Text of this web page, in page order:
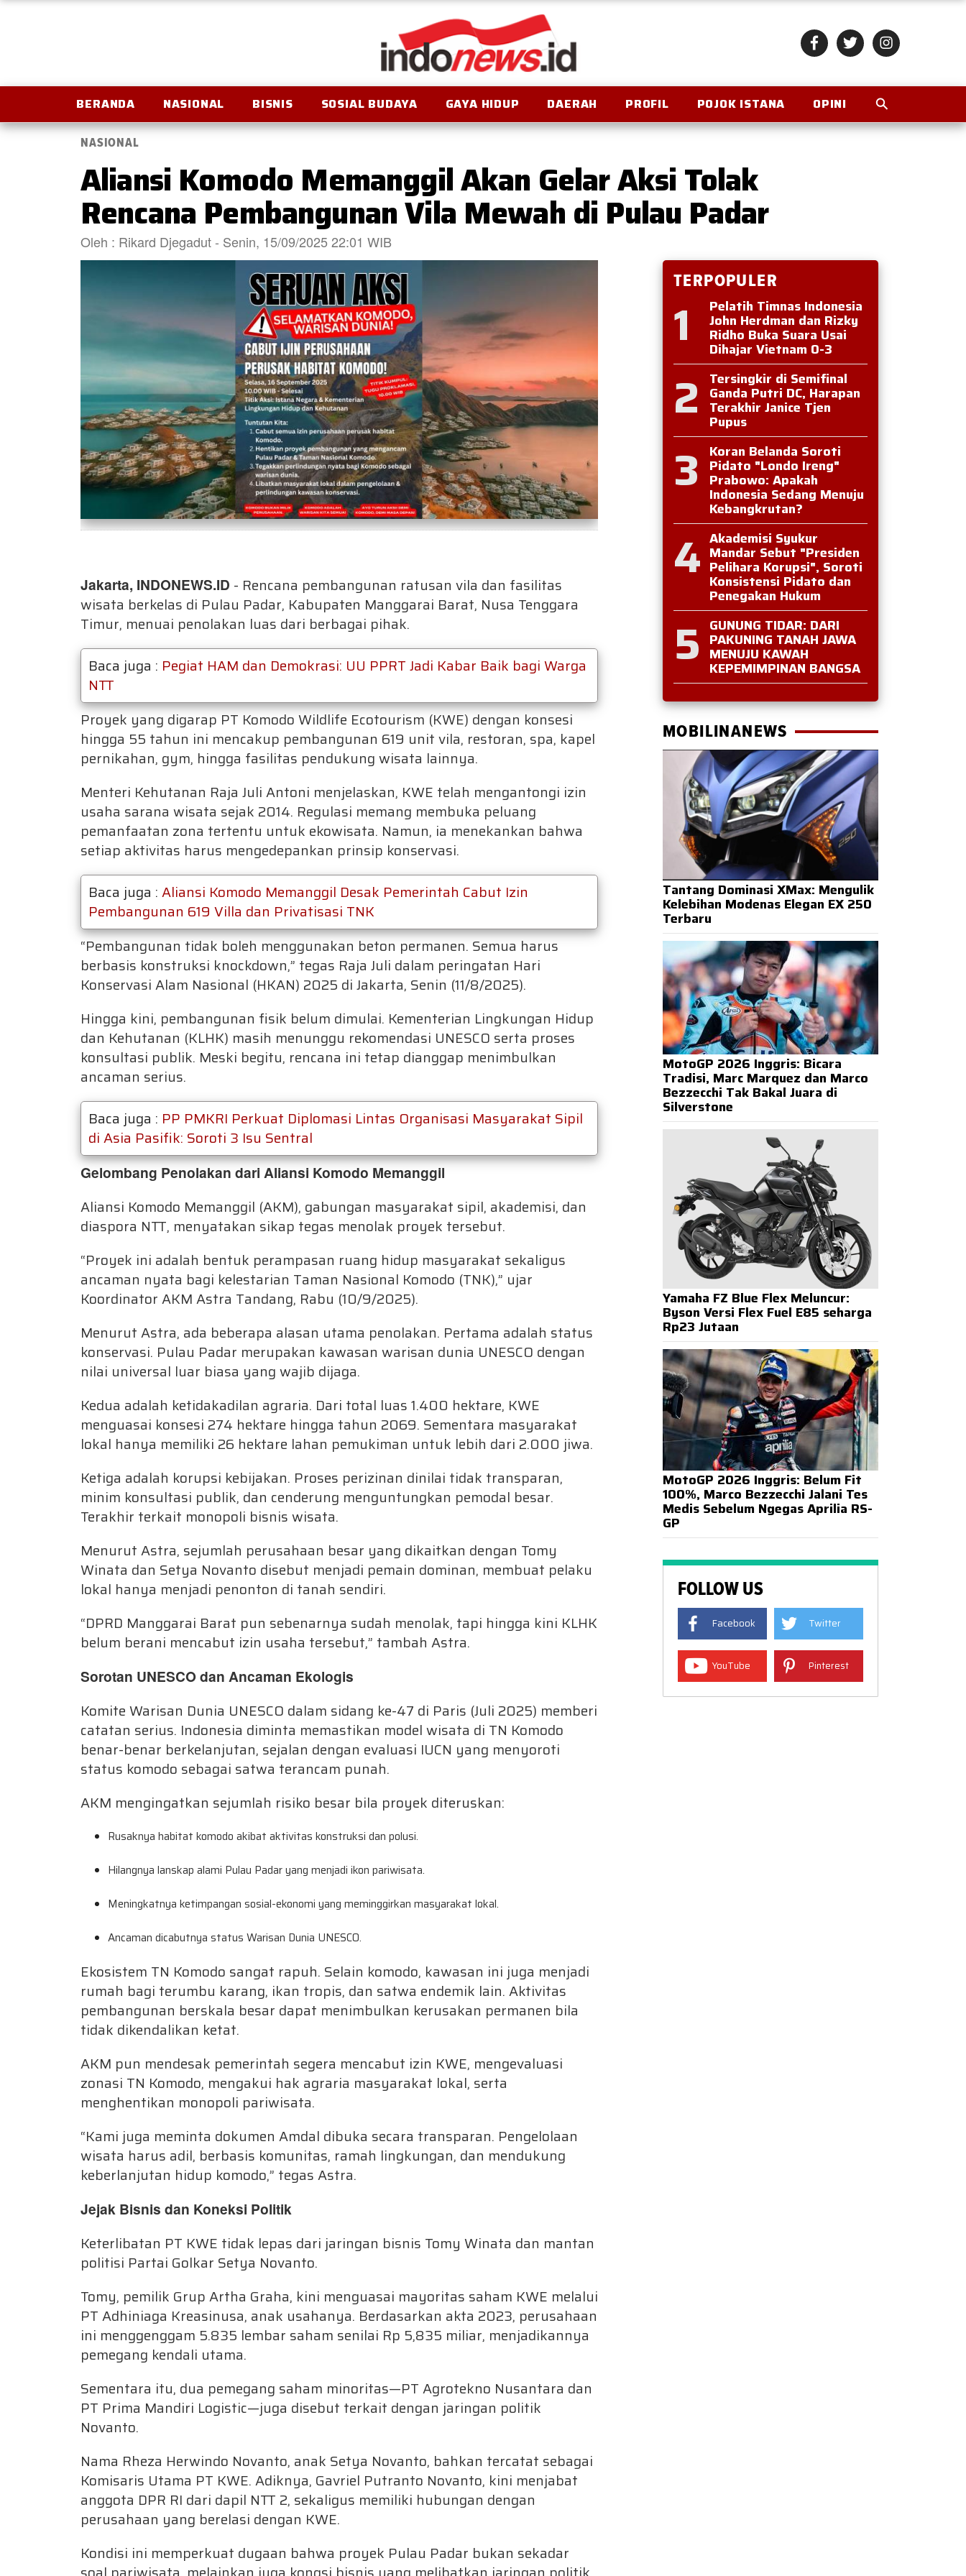
BERANDA NASIONAL BISNIS SOSIAL BUDAYA GAYA HIDUP DAERAH PROFIL POJOK ISTANA OPINI
NASIONAL
Aliansi Komodo Memanggil Akan Gelar Aksi Tolak
Rencana Pembangunan Vila Mewah di Pulau Padar
Oleh : Rikard Djegadut - Senin, 15/09/2025 22:01 WIB
Jakarta, INDONEWS.ID - Rencana pembangunan ratusan vila dan fasilitas
wisata berkelas di Pulau Padar, Kabupaten Manggarai Barat, Nusa Tenggara
Timur, menuai penolakan luas dari berbagai pihak.
Baca juga : Pegiat HAM dan Demokrasi: UU PPRT Jadi Kabar Baik bagi Warga
NTT
Proyek yang digarap PT Komodo Wildlife Ecotourism (KWE) dengan konsesi
hingga 55 tahun ini mencakup pembangunan 619 unit vila, restoran, spa, kapel
pernikahan, gym, hingga fasilitas pendukung wisata lainnya.
Menteri Kehutanan Raja Juli Antoni menjelaskan, KWE telah mengantongi izin
usaha sarana wisata sejak 2014. Regulasi memang membuka peluang
pemanfaatan zona tertentu untuk ekowisata. Namun, ia menekankan bahwa
setiap aktivitas harus mengedepankan prinsip konservasi.
Baca juga : Aliansi Komodo Memanggil Desak Pemerintah Cabut Izin
Pembangunan 619 Villa dan Privatisasi TNK
“Pembangunan tidak boleh menggunakan beton permanen. Semua harus
berbasis konstruksi knockdown,” tegas Raja Juli dalam peringatan Hari
Konservasi Alam Nasional (HKAN) 2025 di Jakarta, Senin (11/8/2025).
Hingga kini, pembangunan fisik belum dimulai. Kementerian Lingkungan Hidup
dan Kehutanan (KLHK) masih menunggu rekomendasi UNESCO serta proses
konsultasi publik. Meski begitu, rencana ini tetap dianggap menimbulkan
ancaman serius.
Baca juga : PP PMKRI Perkuat Diplomasi Lintas Organisasi Masyarakat Sipil
di Asia Pasifik: Soroti 3 Isu Sentral
Gelombang Penolakan dari Aliansi Komodo Memanggil
Aliansi Komodo Memanggil (AKM), gabungan masyarakat sipil, akademisi, dan
diaspora NTT, menyatakan sikap tegas menolak proyek tersebut.
“Proyek ini adalah bentuk perampasan ruang hidup masyarakat sekaligus
ancaman nyata bagi kelestarian Taman Nasional Komodo (TNK),” ujar
Koordinator AKM Astra Tandang, Rabu (10/9/2025).
Menurut Astra, ada beberapa alasan utama penolakan. Pertama adalah status
konservasi. Pulau Padar merupakan kawasan warisan dunia UNESCO dengan
nilai universal luar biasa yang wajib dijaga.
Kedua adalah ketidakadilan agraria. Dari total luas 1.400 hektare, KWE
menguasai konsesi 274 hektare hingga tahun 2069. Sementara masyarakat
lokal hanya memiliki 26 hektare lahan pemukiman untuk lebih dari 2.000 jiwa.
Ketiga adalah korupsi kebijakan. Proses perizinan dinilai tidak transparan,
minim konsultasi publik, dan cenderung menguntungkan pemodal besar.
Terakhir terkait monopoli bisnis wisata.
Menurut Astra, sejumlah perusahaan besar yang dikaitkan dengan Tomy
Winata dan Setya Novanto disebut menjadi pemain dominan, membuat pelaku
lokal hanya menjadi penonton di tanah sendiri.
“DPRD Manggarai Barat pun sebenarnya sudah menolak, tapi hingga kini KLHK
belum berani mencabut izin usaha tersebut,” tambah Astra.
Sorotan UNESCO dan Ancaman Ekologis
Komite Warisan Dunia UNESCO dalam sidang ke-47 di Paris (Juli 2025) memberi
catatan serius. Indonesia diminta memastikan model wisata di TN Komodo
benar-benar berkelanjutan, sejalan dengan evaluasi IUCN yang menyoroti
status komodo sebagai satwa terancam punah.
AKM mengingatkan sejumlah risiko besar bila proyek diteruskan:
Rusaknya habitat komodo akibat aktivitas konstruksi dan polusi.
Hilangnya lanskap alami Pulau Padar yang menjadi ikon pariwisata.
Meningkatnya ketimpangan sosial-ekonomi yang meminggirkan masyarakat lokal.
Ancaman dicabutnya status Warisan Dunia UNESCO.
Ekosistem TN Komodo sangat rapuh. Selain komodo, kawasan ini juga menjadi
rumah bagi terumbu karang, ikan tropis, dan satwa endemik lain. Aktivitas
pembangunan berskala besar dapat menimbulkan kerusakan permanen bila
tidak dikendalikan ketat.
AKM pun mendesak pemerintah segera mencabut izin KWE, mengevaluasi
zonasi TN Komodo, mengakui hak agraria masyarakat lokal, serta
menghentikan monopoli pariwisata.
“Kami juga meminta dokumen Amdal dibuka secara transparan. Pengelolaan
wisata harus adil, berbasis komunitas, ramah lingkungan, dan mendukung
keberlanjutan hidup komodo,” tegas Astra.
Jejak Bisnis dan Koneksi Politik
Keterlibatan PT KWE tidak lepas dari jaringan bisnis Tomy Winata dan mantan
politisi Partai Golkar Setya Novanto.
Tomy, pemilik Grup Artha Graha, kini menguasai mayoritas saham KWE melalui
PT Adhiniaga Kreasinusa, anak usahanya. Berdasarkan akta 2023, perusahaan
ini menggenggam 5.835 lembar saham senilai Rp 5,835 miliar, menjadikannya
pemegang kendali utama.
Sementara itu, dua pemegang saham minoritas—PT Agrotekno Nusantara dan
PT Prima Mandiri Logistic—juga disebut terkait dengan jaringan politik
Novanto.
Nama Rheza Herwindo Novanto, anak Setya Novanto, bahkan tercatat sebagai
Komisaris Utama PT KWE. Adiknya, Gavriel Putranto Novanto, kini menjabat
anggota DPR RI dari dapil NTT 2, sekaligus memiliki hubungan dengan
perusahaan yang berelasi dengan KWE.
Kondisi ini memperkuat dugaan bahwa proyek Pulau Padar bukan sekadar
TERPOPULER
1 Pelatih Timnas Indonesia
John Herdman dan Rizky
Ridho Buka Suara Usai
Dihajar Vietnam 0-3
2 Tersingkir di Semifinal
Ganda Putri DC, Harapan
Terakhir Janice Tjen
Pupus
3 Koran Belanda Soroti
Pidato "Londo Ireng"
Prabowo: Apakah
Indonesia Sedang Menuju
Kebangkrutan?
4 Akademisi Syukur
Mandar Sebut "Presiden
Pelihara Korupsi", Soroti
Konsistensi Pidato dan
Penegakan Hukum
5 GUNUNG TIDAR: DARI
PAKUNING TANAH JAWA
MENUJU KAWAH
KEPEMIMPINAN BANGSA
MOBILINANEWS
Tantang Dominasi XMax: Mengulik
Kelebihan Modenas Elegan EX 250
Terbaru
MotoGP 2026 Inggris: Bicara
Tradisi, Marc Marquez dan Marco
Bezzecchi Tak Bakal Juara di
Silverstone
Yamaha FZ Blue Flex Meluncur:
Byson Versi Flex Fuel E85 seharga
Rp23 Jutaan
MotoGP 2026 Inggris: Belum Fit
100%, Marco Bezzecchi Jalani Tes
Medis Sebelum Ngegas Aprilia RS-
GP
FOLLOW US
Facebook Twitter
YouTube Pinterest